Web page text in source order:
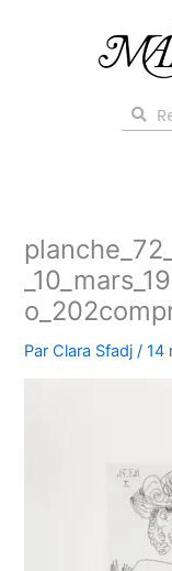
ParClara Sfadj /14